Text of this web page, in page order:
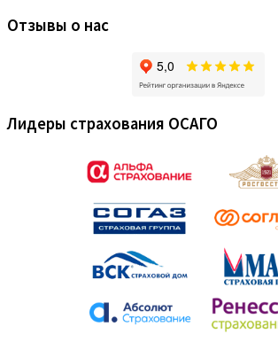
Отзывы о нас
Лидеры страхования ОСАГО